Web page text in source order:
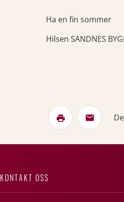
Ha en fin sommer
Hilsen SANDNES
KONTAKT OSS